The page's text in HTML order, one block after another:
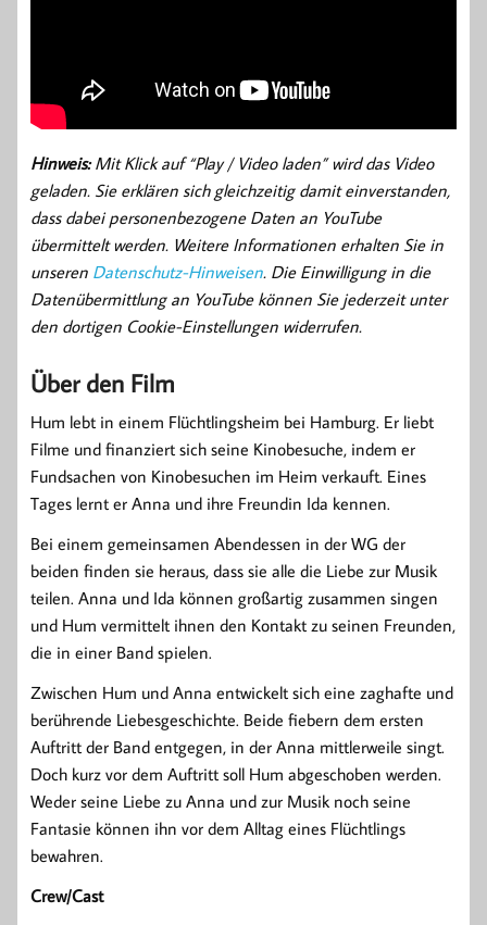
Hinweis:Mit Klick auf “Play / Video laden” wird das Video
geladen. Sie erklären sich gleichzeitig damit einverstanden,
dass dabei personenbezogene Daten an YouTube
übermittelt werden. Weitere Informationen erhalten Sie in
unseren Datenschutz-Hinweisen. Die Einwilligung in die
Datenübermittlung an YouTube können Sie jederzeit unter
den dortigen Cookie-Einstellungen widerrufen.
Über den Film
Hum lebt in einem Flüchtlingsheim bei Hamburg. Er liebt
Filme und finanziert sich seine Kinobesuche, indem er
Fundsachen von Kinobesuchen im Heim verkauft. Eines
Tages lernt er Anna und ihre Freundin Ida kennen.
Bei einem gemeinsamen Abendessen in der WG der
beiden finden sie heraus, dass sie alle die Liebe zur Musik
teilen. Anna und Ida können großartig zusammen singen
und Hum vermittelt ihnen den Kontakt zu seinen Freunden,
die in einer Band spielen.
Zwischen Hum und Anna entwickelt sich eine zaghafte und
berührende Liebesgeschichte. Beide fiebern dem ersten
Auftritt der Band entgegen, in der Anna mittlerweile singt.
Doch kurz vor dem Auftritt soll Hum abgeschoben werden.
Weder seine Liebe zu Anna und zur Musik noch seine
Fantasie können ihn vor dem Alltag eines Flüchtlings
bewahren.
Crew/Cast